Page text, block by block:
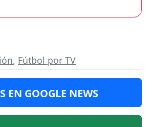
, Fútbol por TV
EN GOOGLE NEWS